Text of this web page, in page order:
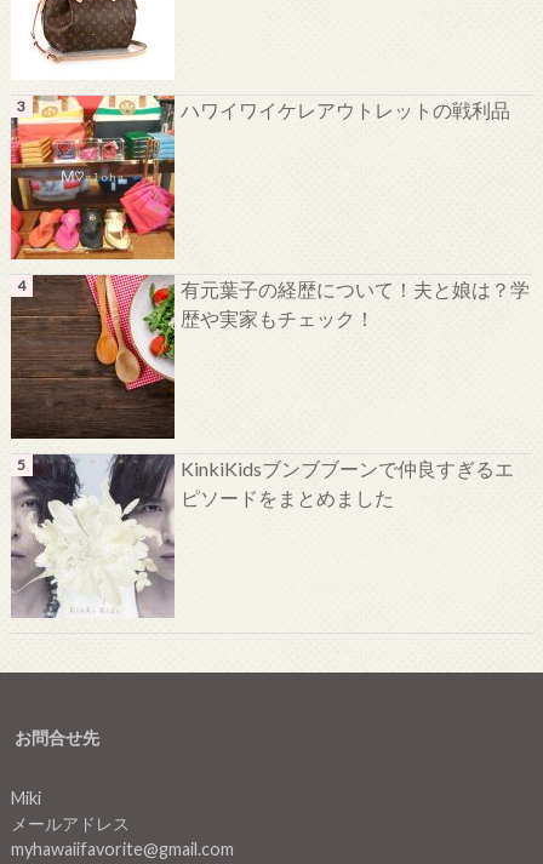
ハワイワイケレアウトレットの戦利品
有元葉子の経歴について！夫と娘は？学
歴や実家もチェック！
KinkiKidsブンブブーンで仲良すぎるエ
ピソードをまとめました
お問合せ先
Miki
メールアドレス
myhawaiifavorite@gmail.com